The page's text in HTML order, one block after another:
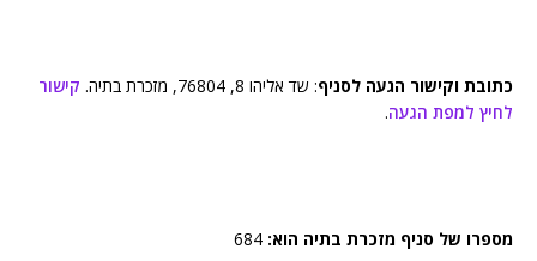
כתובת וקישור הגעה לסניף: שד אליהו 8, 76804, מזכרת בתיה.
קישור
לחיץ למפת הגעה.
מספרו של סניף מזכרת בתיה הוא: